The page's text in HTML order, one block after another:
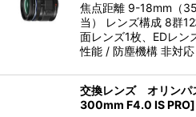
焦点距離 9-18mm（
当） レンズ構成 8群
面レンズ1枚、EDレン
性能 / 防塵機構 非対
交換レンズ オリンパ
300mm F4.0 IS PRO]